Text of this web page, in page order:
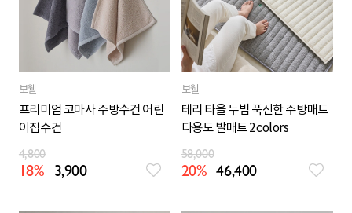
보웰
프리미엄 코마사 주방수건 어린
이집수건
4,800
18% 3,900
보웰
테리 타올 누빔 푹신한 주방매트
다용도 발매트 2colors
58,000
20% 46,400